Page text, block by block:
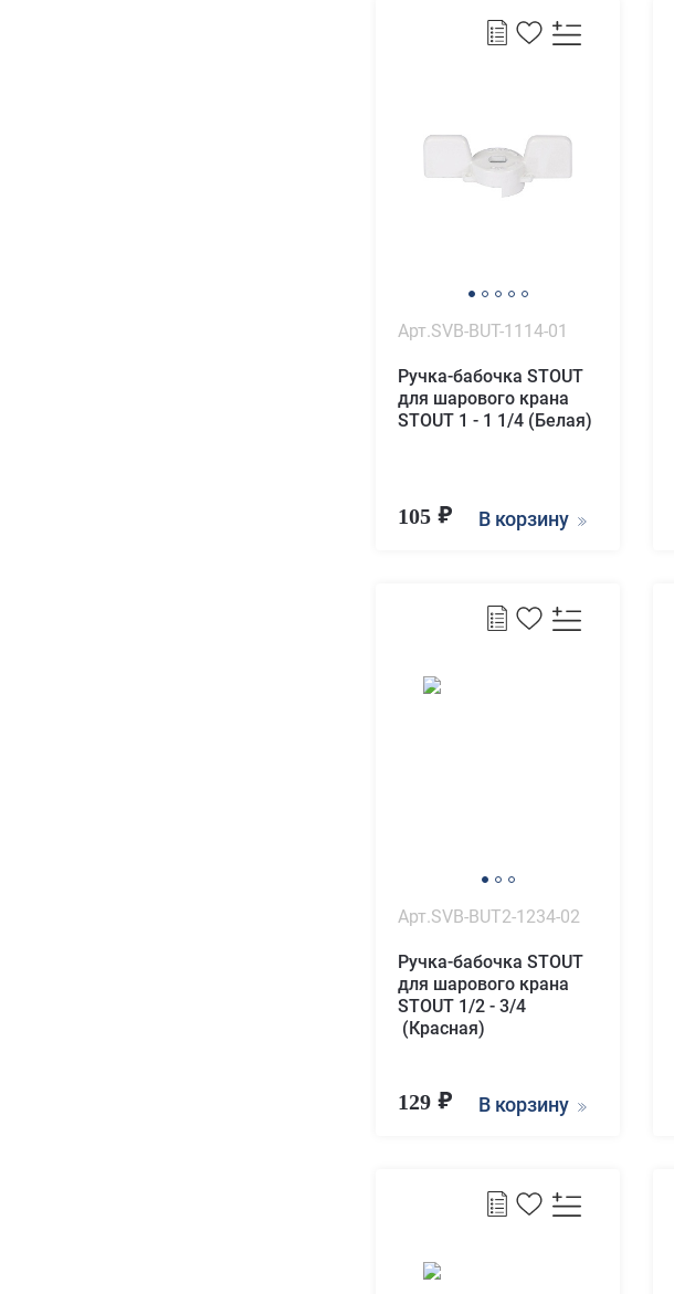
Арт.SVB-BUT-1114-01
Ручка-бабочка STOUT
для шарового крана
STOUT 1 - 1 1/4 (Белая)
105 В корзину
Арт.SVB-BUT2-1234-02
Ручка-бабочка STOUT
для шарового крана
STOUT 1/2 - 3/4
(Красная)
129 В корзину